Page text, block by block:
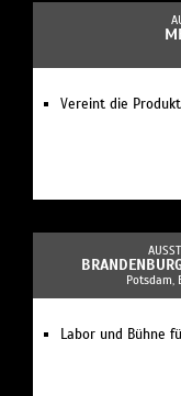
Vereint die
Potsdam,
Labor und Bühne